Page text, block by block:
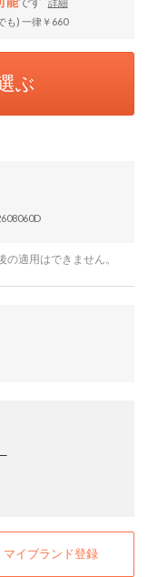
も) 一律￥660
ぶ
適用はできません。
マイブランド登録